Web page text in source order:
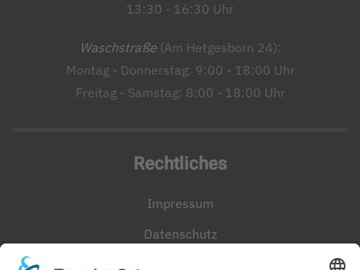
13:30 - 16:30 Uhr
Waschstraße(Am Hetgesborn 24):
Montag - Donnerstag: 9:00 - 18:00 Uhr
Freitag - Samstag: 8:00 - 18:00 Uhr
Rechtliches
Impressum
Datenschutz
Cookie-Einstellungen